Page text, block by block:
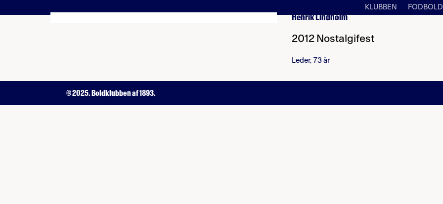
KLUBBEN
Henrik Lindholm
2012 Nostalgifest
Leder, 73 år
© 2025. Boldklubben af 1893.